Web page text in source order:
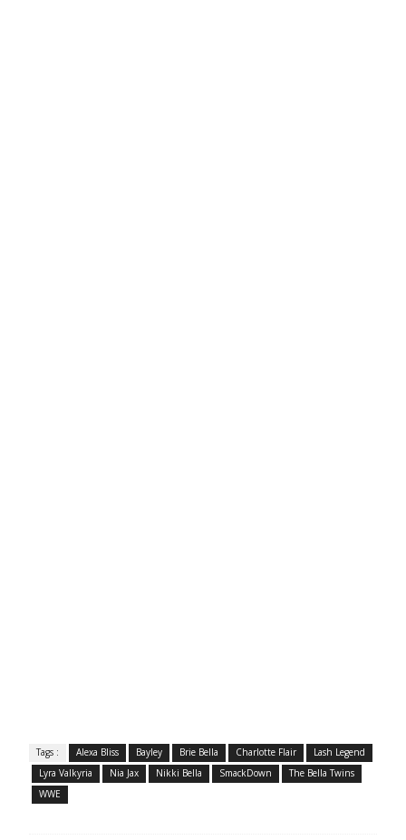
Tags : Alexa Bliss Bayley Brie Bella Charlotte Flair
Lash Legend
Lyra Valkyria
Nia Jax Nikki Bella SmackDown
The Bella Twins
WWE